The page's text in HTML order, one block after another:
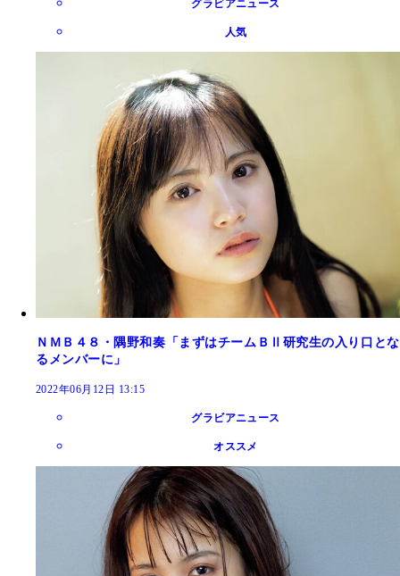
グラビアニュース
人気
ＮＭＢ４８・隅野和奏「まずはチームＢⅡ研究生の入り口とな
るメンバーに」
2022年06月12日 13:15
グラビアニュース
オススメ